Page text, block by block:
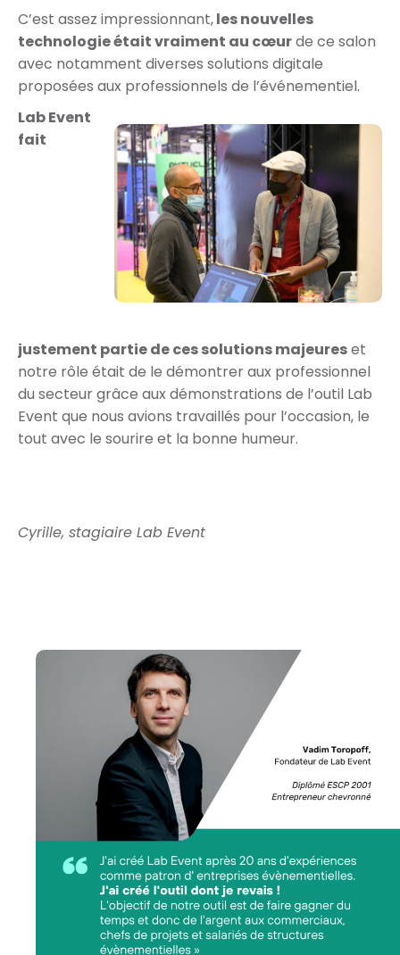
C’est assez impressionnant,les nouvelles
technologie était vraiment au cœurde ce salon
avec notamment diverses solutions digitale
proposées aux professionnels de l’événementiel.
Lab Event
fait
justement partie de ces solutions majeureset
notre rôle était de le démontrer aux professionnel
du secteur grâce aux démonstrations de l’outil Lab
Event que nous avions travaillés pour l’occasion, le
tout avec le sourire et la bonne humeur.
Cyrille, stagiaire Lab Event